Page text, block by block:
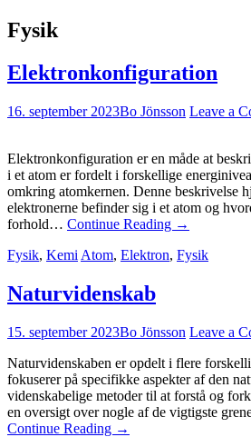
Fysik
Elektronkonfiguration
16. september 2023Bo Jönsson Leave a
Elektronkonfiguration er en måde at
i et atom er fordelt i forskellige
omkring atomkernen. Denne beskrivelse
elektronerne befinder sig i et atom og
forhold… Continue Reading →
Fysik, Kemi Atom, Elektron, Fysik
Naturvidenskab
15. september 2023Bo Jönsson Leave a
Naturvidenskaben er opdelt i flere
fokuserer på specifikke aspekter af den
videnskabelige metoder til at forstå og
en oversigt over nogle af de vigtigste
Continue Reading →